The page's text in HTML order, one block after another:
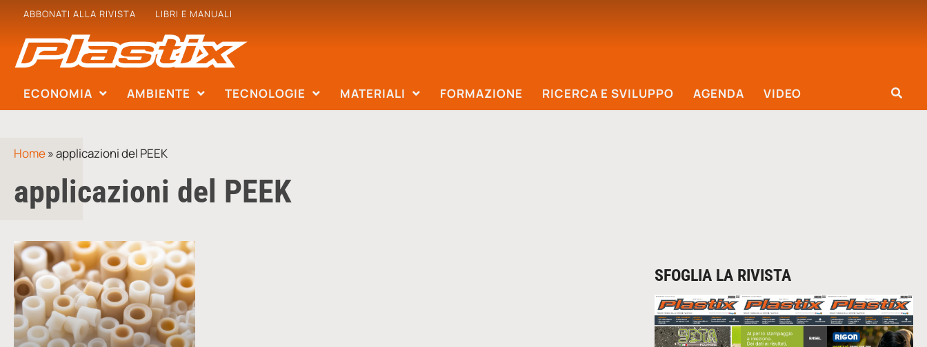
ABBONATI ALLA RIVISTA LIBRI E MANUALI
ECONOMIA AMBIENTE TECNOLOGIE MATERIALI FORMAZIONE RICERCA E SVILUPPO AGENDA VIDEO
Home»applicazioni del PEEK
applicazioni del PEEK
SFOGLIA LA RIVISTA